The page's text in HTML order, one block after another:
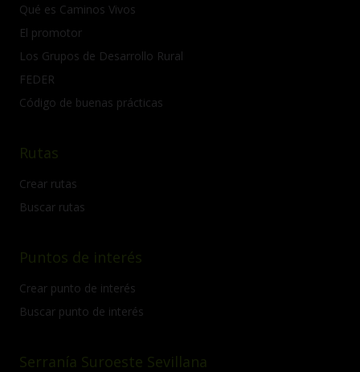
Qué es Caminos Vivos
El promotor
Los Grupos de Desarrollo Rural
FEDER
Código de buenas prácticas
Rutas
Crear rutas
Buscar rutas
Puntos de interés
Crear punto de interés
Buscar punto de interés
Serranía Suroeste Sevillana